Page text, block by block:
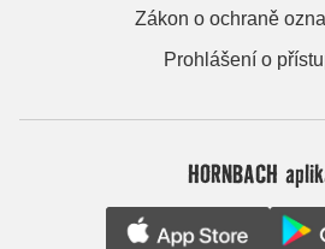
Zákon o ochraně
Prohlášení o
HORNBACH